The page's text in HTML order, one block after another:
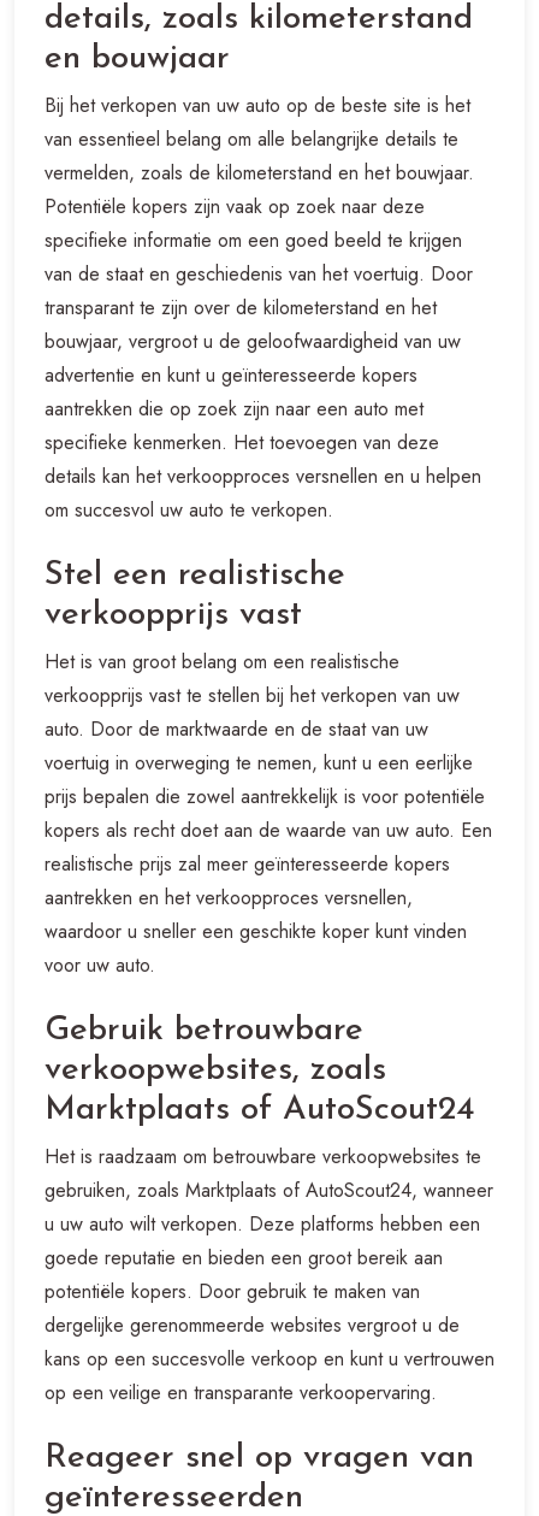
details, zoals kilometerstand
en bouwjaar
Bij het verkopen van uw auto op de beste site is het
van essentieel belang om alle belangrijke details te
vermelden, zoals de kilometerstand en het bouwjaar.
Potentiële kopers zijn vaak op zoek naar deze
specifieke informatie om een goed beeld te krijgen
van de staat en geschiedenis van het voertuig. Door
transparant te zijn over de kilometerstand en het
bouwjaar, vergroot u de geloofwaardigheid van uw
advertentie en kunt u geïnteresseerde kopers
aantrekken die op zoek zijn naar een auto met
specifieke kenmerken. Het toevoegen van deze
details kan het verkoopproces versnellen en u helpen
om succesvol uw auto te verkopen.
Stel een realistische
verkoopprijs vast
Het is van groot belang om een realistische
verkoopprijs vast te stellen bij het verkopen van uw
auto. Door de marktwaarde en de staat van uw
voertuig in overweging te nemen, kunt u een eerlijke
prijs bepalen die zowel aantrekkelijk is voor potentiële
kopers als recht doet aan de waarde van uw auto. Een
realistische prijs zal meer geïnteresseerde kopers
aantrekken en het verkoopproces versnellen,
waardoor u sneller een geschikte koper kunt vinden
voor uw auto.
Gebruik betrouwbare
verkoopwebsites, zoals
Marktplaats of AutoScout24
Het is raadzaam om betrouwbare verkoopwebsites te
gebruiken, zoals Marktplaats of AutoScout24, wanneer
u uw auto wilt verkopen. Deze platforms hebben een
goede reputatie en bieden een groot bereik aan
potentiële kopers. Door gebruik te maken van
dergelijke gerenommeerde websites vergroot u de
kans op een succesvolle verkoop en kunt u vertrouwen
op een veilige en transparante verkoopervaring.
Reageer snel op vragen van
geïnteresseerden